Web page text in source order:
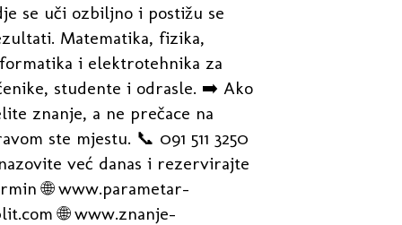
se uči ozbiljno i postižu se
Matematika, fizika,
i elektrotehnika za
studente i odrasle. ➡️ Ako
znanje, a ne prečace na
ste mjestu. 📞 091 511 3250
već danas i rezervirajte
🌐 www.parametar-
🌐 www.znanje-